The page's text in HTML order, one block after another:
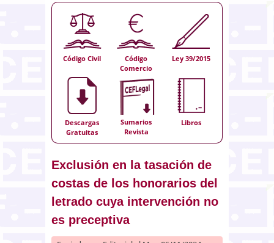
Código Civil
Código
Comercio
Ley 39/2015
Descargas
Gratuitas
Sumarios
Revista
Libros
Exclusión en la tasación de
costas de los honorarios del
letrado cuya intervención no
es preceptiva